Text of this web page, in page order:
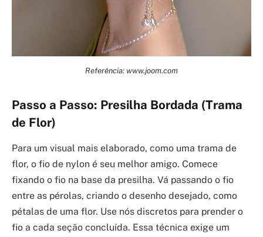
Referência: www.joom.com
Passo a Passo: Presilha Bordada (Trama
de Flor)
Para um visual mais elaborado, como uma trama de
flor, o fio de nylon é seu melhor amigo. Comece
fixando o fio na base da presilha. Vá passando o fio
entre as pérolas, criando o desenho desejado, como
pétalas de uma flor. Use nós discretos para prender o
fio a cada seção concluída. Essa técnica exige um